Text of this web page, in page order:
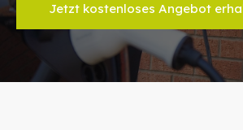
Jetzt kostenloses Angebot